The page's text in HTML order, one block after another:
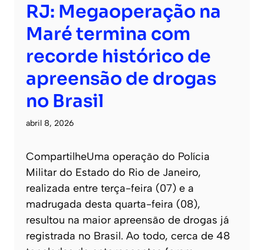
RJ: Megaoperação na
Maré termina com
recorde histórico de
apreensão de drogas
no Brasil
abril 8, 2026
CompartilheUma operação do Polícia
Militar do Estado do Rio de Janeiro,
realizada entre terça-feira (07) e a
madrugada desta quarta-feira (08),
resultou na maior apreensão de drogas já
registrada no Brasil. Ao todo, cerca de 48